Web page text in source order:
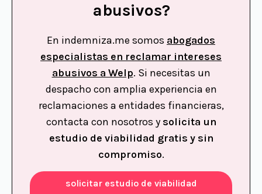
abusivos?
En indemniza.me somos abogados
especialistas en reclamar intereses
abusivos a Welp. Si necesitas un
despacho con amplia experiencia en
reclamaciones a entidades financieras,
contacta con nosotros y solicita un
estudio de viabilidad gratis y sin
compromiso.
solicitar estudio de viabilidad